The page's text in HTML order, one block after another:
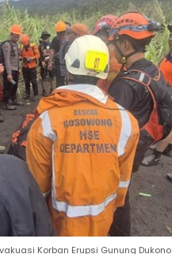
Korban Erupsi Gunung Dukono